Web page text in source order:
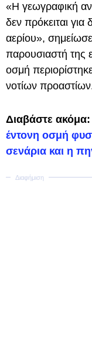
«Η γεωγραφική
δεν πρόκειται
αερίου»,
παρουσιαστή της
οσμή
νοτίων
Διαβάστε ακόμα:
έντονη οσμή
σενάρια και η